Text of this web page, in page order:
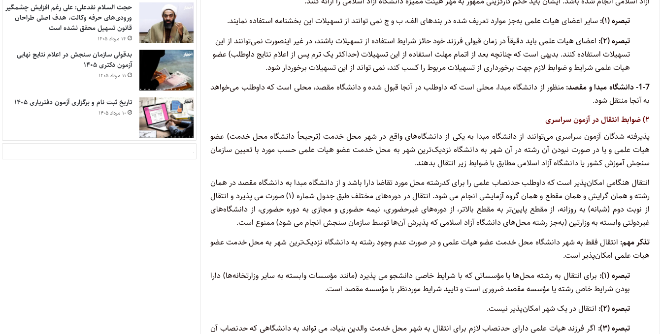
تبصره (۱) : سایر اعضای هیات علمی به‌جز موارد تعریف شده در بندهای الف، ب و ج نمی‌ توانند از تسهیلات این بخشنامه استفاده نمایند.
تبصره (۲): اعضای هیات علمی باید دقیقاً در زمان قبولی فرزند خود حائز شرایط استفاده از تسهیلات باشند، در غیر اینصورت نمی‌توانند از این
تسهیلات استفاده کنند. بدیهی است که چنانچه بعد از اتمام مهلت استفاده از این تسهیلات (حداکثر یک ترم پس از اعلام نتایج داوطلب) عضو
هیات علمی شرایط و ضوابط لازم جهت برخورداری از تسهیلات مربوط را کسب کند، نمی تواند از این تسهیلات برخوردار شود.
1-7- دانشگاه مبدا و مقصد:منظور از دانشگاه مبدا، محلی است که داوطلب در آنجا قبول شده و دانشگاه مقصد، محلی است که داوطلب می‌خواهد
به آنجا منتقل شود.
۲) ضوابط انتقال در آزمون سراسری
پذیرفته شدگان آزمون سراسری می‌توانند از دانشگاه مبدا به یکی از دانشگاه‌های واقع در شهر محل خدمت (ترجیحاً دانشگاه محل خدمت) عضو
هیات علمی و یا در صورت نبودن آن رشته در آن شهر به دانشگاه نزدیک‌ترین شهر به محل خدمت عضو هیات علمی حسب مورد با تعیین سازمان
سنجش آموزش کشور یا دانشگاه آزاد اسلامی مطابق با ضوابط زیر انتقال بدهند.
انتقال هنگامی امکان‌پذیر است که داوطلب حدنصاب علمی را برای کدرشته محل مورد تقاضا دارا باشد و از دانشگاه مبدا به دانشگاه مقصد در همان
رشته و همان گرایش و همان مقطع و همان گروه آزمایشی انجام می شود. انتقال در دوره‌های مختلف طبق جدول شماره (۱) صورت می پذیرد و انتقال
از نوبت دوم (شبانه) به روزانه، از مقطع پایین‌تر به مقطع بالاتر، از دوره‌های غیرحضوری، نیمه حضوری و مجازی به دوره حضوری، از دانشگاه‌های
غیردولتی وابسته به وزارتین (به‌جز رشته محل‌های دانشگاه آزاد اسلامی که پذیرش آن‌ها توسط سازمان سنجش انجام می شود) ممنوع است.
تذکر مهم: انتقال فقط به شهر دانشگاه محل خدمت عضو هیات علمی و در صورت عدم وجود رشته به دانشگاه نزدیک‌ترین شهر به محل خدمت عضو
هیات علمی امکان‌پذیر است.
تبصره (۱) : برای انتقال به رشته محل‌ها یا مؤسساتی که با شرایط خاصی دانشجو می پذیرد (مانند مؤسسات وابسته به سایر وزارتخانه‌ها) دارا
بودن شرایط خاص رشته یا مؤسسه مقصد ضروری است و تایید شرایط موردنظر با مؤسسه مقصد است.
تبصره (۲): انتقال در یک شهر امکان‌پذیر نیست.
تبصره (۳): اگر فرزند هیات علمی دارای حدنصاب لازم برای انتقال به شهر محل خدمت والدین بنیاد، می تواند به دانشگاهی که حدنصاب آن
حجت السلام نقدعلی: علی رغم افزایش چشمگیر
ورودی‌های حرفه وکالت، هدف اصلی طراحان
قانون تسهیل محقق نشده است
۱۴ مرداد ۱۴۰۵
بدقولی سازمان سنجش در اعلام نتایج نهایی
آزمون دکتری ۱۴۰۵
۱۱ مرداد ۱۴۰۵
تاریخ ثبت نام و برگزاری آزمون دفتریاری ۱۴۰۵
۱۰ مرداد ۱۴۰۵